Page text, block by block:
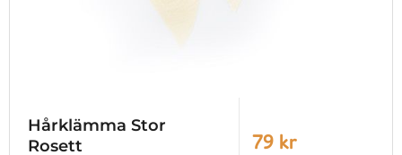
Hårklämma Stor
Rosett
79 kr